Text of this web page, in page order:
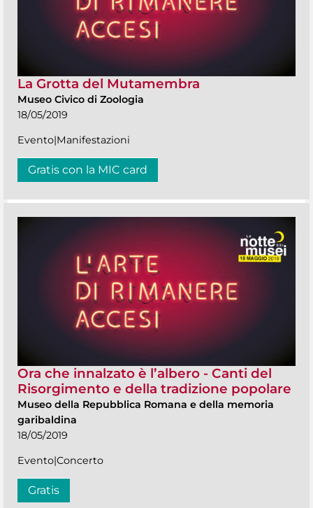
La Grotta del Mutamembra
Museo Civico di Zoologia
18/05/2019
Evento|Manifestazioni
Gratis con la MIC card
Ora che innalzato è l’albero - Canti del
Risorgimento e della tradizione popolare
Museo della Repubblica Romana e della memoria
garibaldina
18/05/2019
Evento|Concerto
Gratis